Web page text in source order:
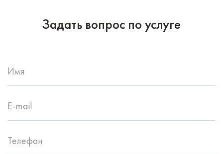
Задать вопрос по услуге
Имя
E-mail
Телефон